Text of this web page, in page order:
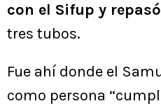
con el Sifup y
tres tubos.
Fue ahí donde el
como persona